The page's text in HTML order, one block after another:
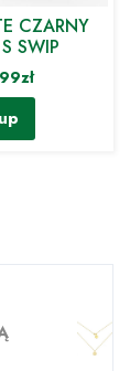
CZARNY
SWIP
zł